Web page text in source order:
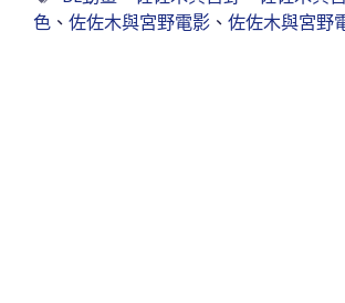
色 、 佐佐木與宮野電影 、 佐佐木與宮野